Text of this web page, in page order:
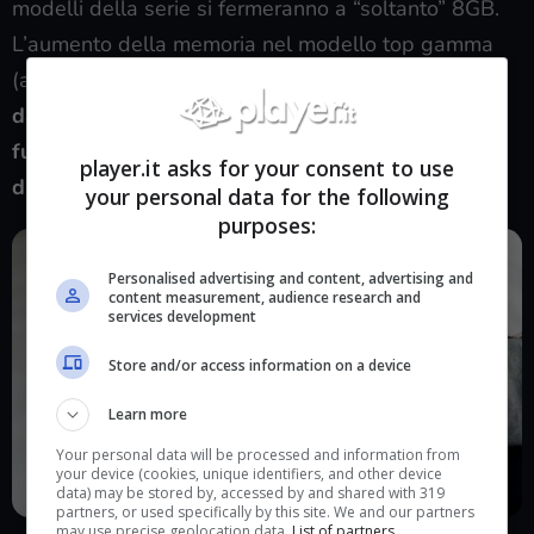
modelli della serie si fermeranno a “soltanto” 8GB.
L’aumento della memoria nel modello top gamma
(anche il più costoso)
dalla necessità d’integrare maggiormente
funzionalità legate all’intelligenza artificiale
direttamente sul dispositivo.
player.it asks for your consent to use
your personal data for the following
purposes:
Personalised advertising and content, advertising and
content measurement, audience research and
services development
Store and/or access information on a device
Learn more
Your personal data will be processed and information from
your device (cookies, unique identifiers, and other device
data) may be stored by, accessed by and shared with 319
partners, or used specifically by this site. We and our partners